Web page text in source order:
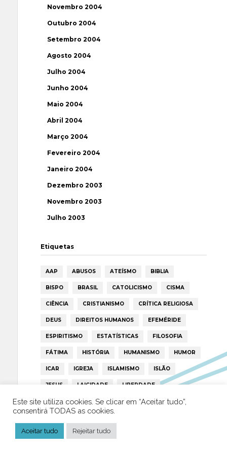
Novembro 2004
Outubro 2004
Setembro 2004
Agosto 2004
Julho 2004
Junho 2004
Maio 2004
Abril 2004
Março 2004
Fevereiro 2004
Janeiro 2004
Dezembro 2003
Novembro 2003
Julho 2003
Etiquetas
AAP ABUSOS ATEÍSMO BIBLIA
BISPO BRASIL CATOLICISMO CISMA
CIÊNCIA CRISTIANISMO CRÍTICA RELIGIOSA
DEUS DIREITOS HUMANOS EFEMÉRIDE
ESPIRITISMO ESTATÍSTICAS FILOSOFIA
FÁTIMA HISTÓRIA HUMANISMO HUMOR
ICAR IGREJA ISLAMISMO ISLÃO
JESUS LAICIDADE LIBERDADE
LIVRE-PENSAMENTO LIVRO MILAGRES
PAPA PAPAS PEDOFILIA
Este site utiliza cookies. Se clicar em “Aceitar tudo”,
consentirá TODAS as cookies.
Aceitar tudo Rejeitar tudo